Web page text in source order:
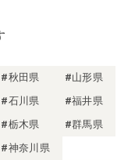
#秋田県
#山形県
#石川県
#福井県
#栃木県
#群馬県
#神奈川県